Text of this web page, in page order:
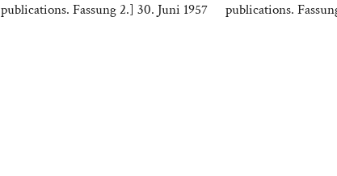
publications. Fassung 2.] 30. Juni 1957
publications.